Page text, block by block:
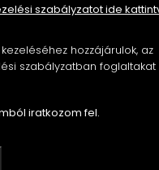
szabályzatot ide
hozzájárulok, az
foglaltakat
iratkozom fel.